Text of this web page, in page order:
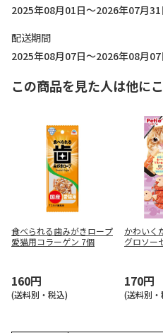
2025年08月01日～2026年07月31
配送期間
2025年08月07日～2026年08月07
この商品を見た人は他に
食べられる歯みがきロープ
愛猫用コラーゲン 7個
160円
(送料別・税込)
かわいく
グロソー
170円
(送料別・